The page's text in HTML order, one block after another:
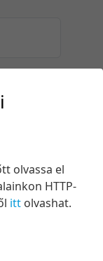
olvassa el
HTTP-
itt olvashat.